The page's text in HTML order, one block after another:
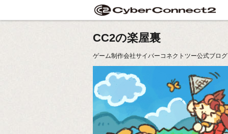
CC2の楽屋裏
ゲーム制作会社サイバーコネクトツー公式ブログ